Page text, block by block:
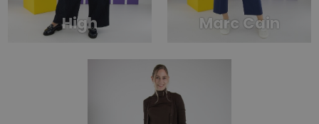
High Marc Cain